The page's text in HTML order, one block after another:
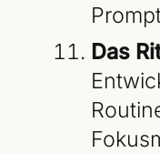
Das